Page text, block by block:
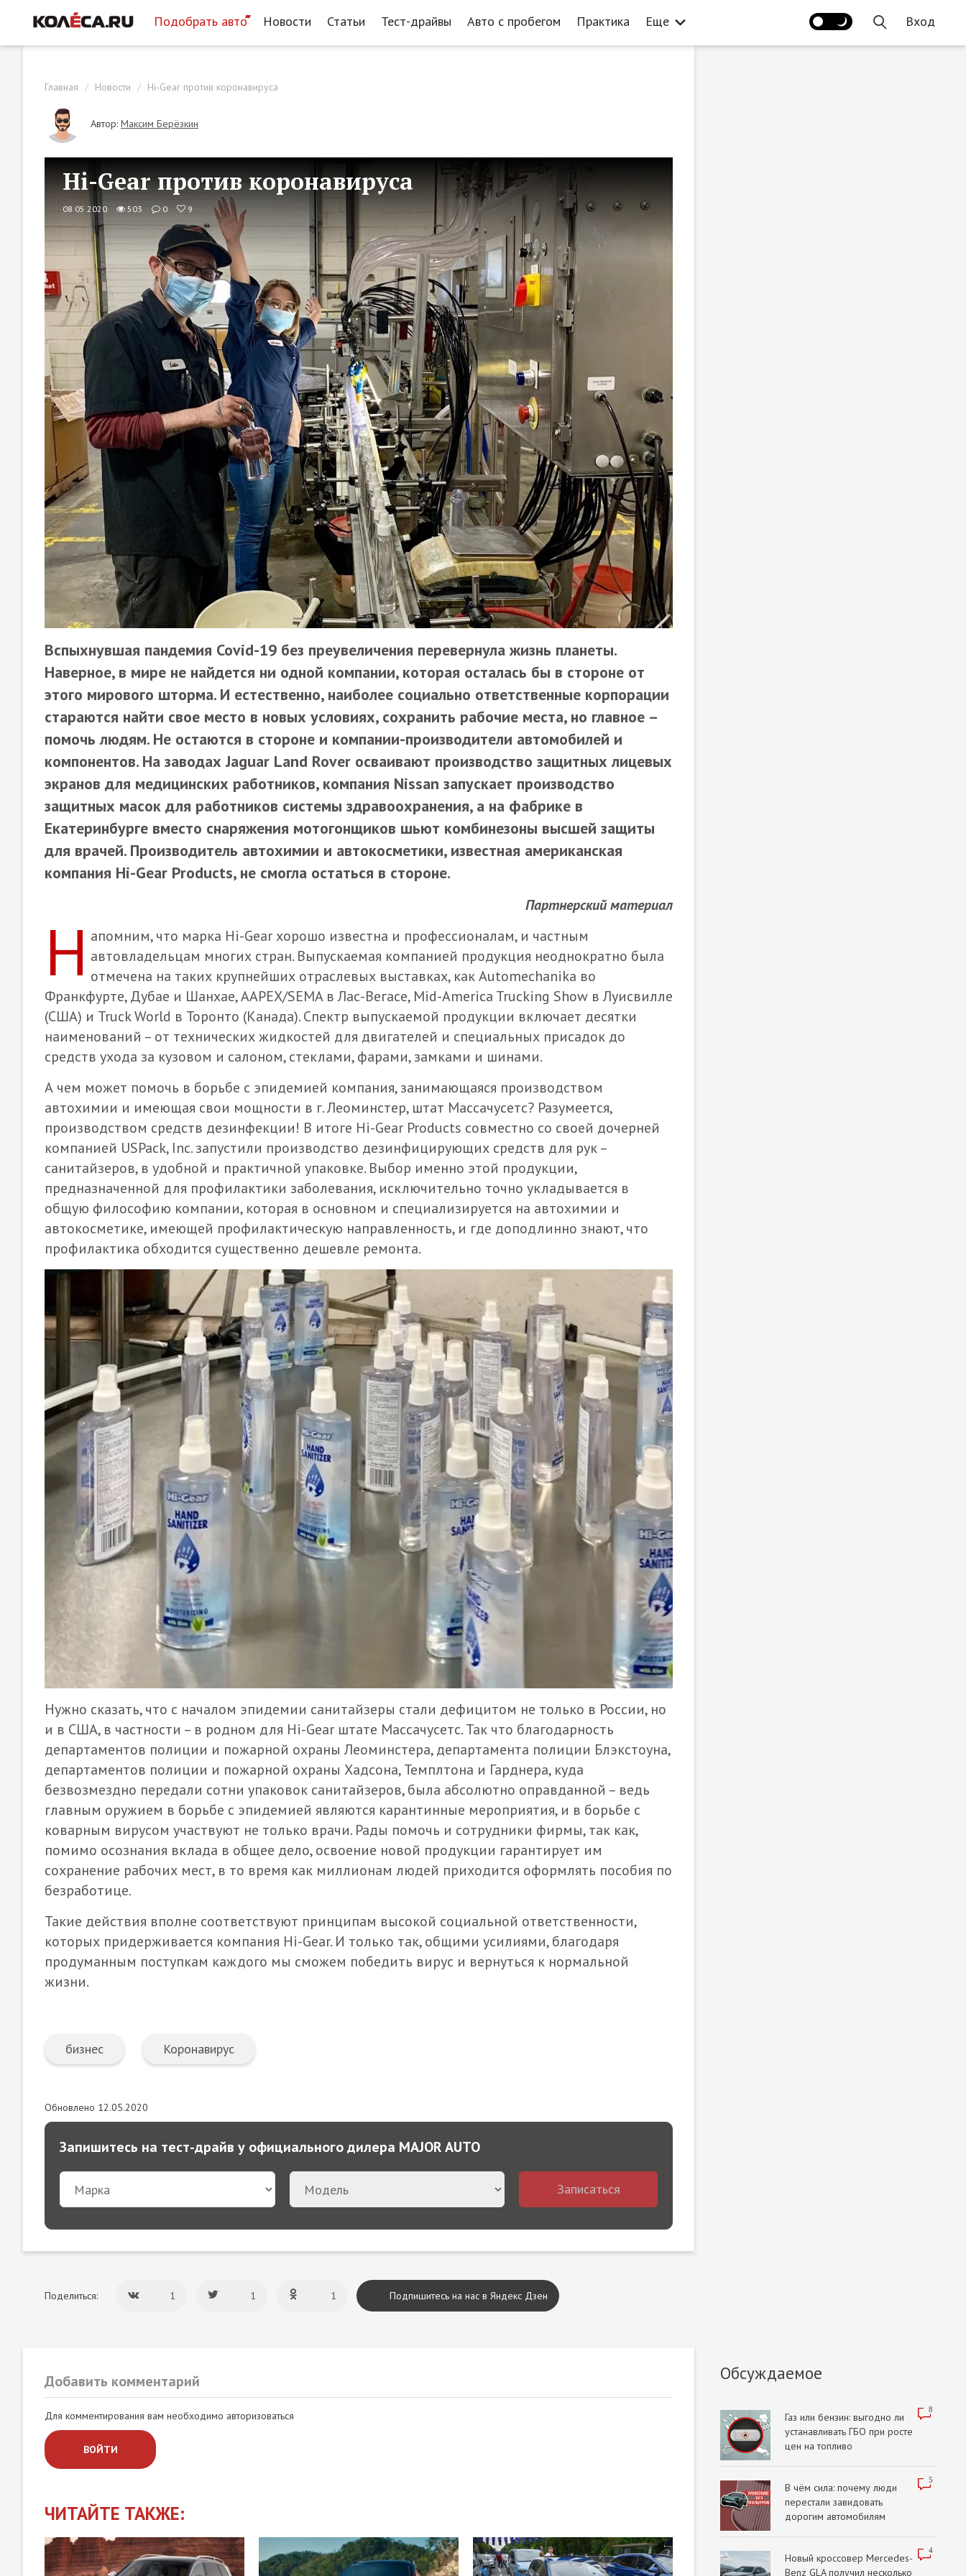
Подобрать авто Новости Статьи Тест-драйвы Авто с пробегом Практика Еще Вход
Главная Новости Hi-Gear против коронавируса
Автор: Максим Берёзкин
Hi-Gear против коронавируса
08.05.2020 503 0 9
Вспыхнувшая пандемия Covid-19 без преувеличения перевернула жизнь планеты.
Наверное, в мире не найдется ни одной компании, которая осталась бы в стороне от
этого мирового шторма. И естественно, наиболее социально ответственные корпорации
стараются найти свое место в новых условиях, сохранить рабочие места, но главное –
помочь людям. Не остаются в стороне и компании-производители автомобилей и
компонентов. На заводах Jaguar Land Rover осваивают производство защитных лицевых
экранов для медицинских работников, компания Nissan запускает производство
защитных масок для работников системы здравоохранения, а на фабрике в
Екатеринбурге вместо снаряжения мотогонщиков шьют комбинезоны высшей защиты
для врачей. Производитель автохимии и автокосметики, известная американская
компания Hi-Gear Products, не смогла остаться в стороне.
Партнерский материал​
Н апомним, что марка Hi-Gear хорошо известна и профессионалам, и частным
автовладельцам многих стран. Выпускаемая компанией продукция неоднократно была
отмечена на таких крупнейших отраслевых выставках, как Automechanika во
Франкфурте, Дубае и Шанхае, AAPEX/SEMA в Лас-Вегасе, Mid-America Trucking Show в Луисвилле
(США) и Truck World в Торонто (Канада). Спектр выпускаемой продукции включает десятки
наименований – от технических жидкостей для двигателей и специальных присадок до
средств ухода за кузовом и салоном, стеклами, фарами, замками и шинами.
А чем может помочь в борьбе с эпидемией компания, занимающаяся производством
автохимии и имеющая свои мощности в г. Леоминстер, штат Массачусетс? Разумеется,
производством средств дезинфекции! В итоге Hi-Gear Products совместно со своей дочерней
компанией USPack, Inc. запустили производство дезинфицирующих средств для рук –
санитайзеров, в удобной и практичной упаковке. Выбор именно этой продукции,
предназначенной для профилактики заболевания, исключительно точно укладывается в
общую философию компании, которая в основном и специализируется на автохимии и
автокосметике, имеющей профилактическую направленность, и где доподлинно знают, что
профилактика обходится существенно дешевле ремонта.
Нужно сказать, что с началом эпидемии санитайзеры стали дефицитом не только в России, но
и в США, в частности – в родном для Hi-Gear штате Массачусетс. Так что благодарность
департаментов полиции и пожарной охраны Леоминстера, департамента полиции Блэкстоуна,
департаментов полиции и пожарной охраны Хадсона, Темплтона и Гарднера, куда
безвозмездно передали сотни упаковок санитайзеров, была абсолютно оправданной – ведь
главным оружием в борьбе с эпидемией являются карантинные мероприятия, и в борьбе с
коварным вирусом участвуют не только врачи. Рады помочь и сотрудники фирмы, так как,
помимо осознания вклада в общее дело, освоение новой продукции гарантирует им
сохранение рабочих мест, в то время как миллионам людей приходится оформлять пособия по
безработице.
Такие действия вполне соответствуют принципам высокой социальной ответственности,
которых придерживается компания Hi-Gear. И только так, общими усилиями, благодаря
продуманным поступкам каждого мы сможем победить вирус и вернуться к нормальной
жизни.
бизнес Коронавирус
Обновлено 12.05.2020
Запишитесь на тест-драйв у официального дилера MAJOR AUTO
Записаться
Поделиться: 1 1 1 Подпишитесь на нас в Яндекс Дзен
Добавить комментарий
Для комментирования вам необходимо авторизоваться
ВОЙТИ
ЧИТАЙТЕ ТАКЖЕ:
Обсуждаемое
8
Газ или бензин: выгодно ли
устанавливать ГБО при росте
цен на топливо
5
В чём сила: почему люди
перестали завидовать
дорогим автомобилям
4
Новый кроссовер Mercedes-
Benz GLA получил несколько